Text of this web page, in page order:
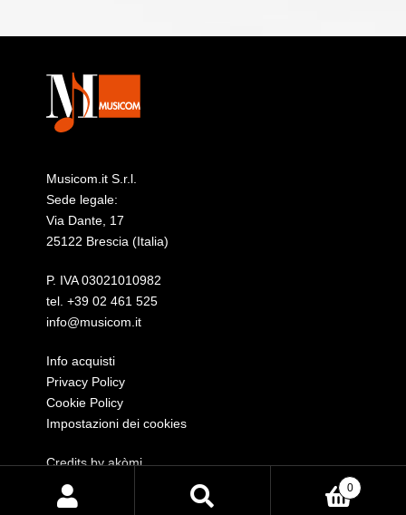
Musicom.it S.r.l.
Sede legale:
Via Dante, 17
25122 Brescia (Italia)
P. IVA 03021010982
tel. +39 02 461 525
info@musicom.it
Info acquisti
Privacy Policy
Cookie Policy
Impostazioni dei cookies
Credits byakòmi
0